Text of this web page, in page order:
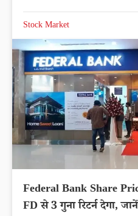
Stock Market
Federal Bank Share
FD से 3 गुना रिटर्न देगा,